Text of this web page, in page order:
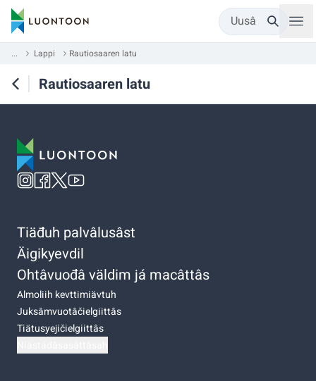
Uusâ
... Lappi Rautiosaaren latu
Rautiosaaren latu
Tiäđuh palvâlusâst
Äigikyevdil
Ohtâvuođâ väldim já macâttâs
Almoliih kevttimiävtuh
Juksâmvuotâčielgiittâs
Tiätusyejičielgiittâs